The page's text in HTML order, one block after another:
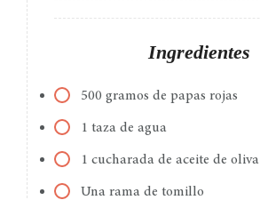
Ingredientes
500 gramos de papas rojas
1 taza de agua
1 cucharada de aceite de oliva
Una rama de tomillo